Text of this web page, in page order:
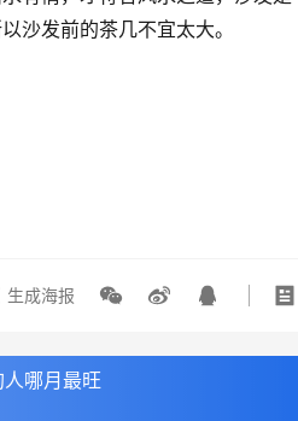
沙发前的茶几不宜太大。
生成海报
哪月最旺